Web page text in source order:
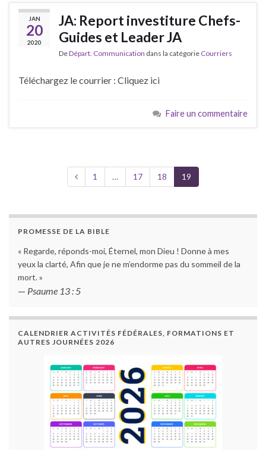
JAN
20
2020
JA: Report investiture Chefs-
Guides et Leader JA
DeDépart. Communication dans la catégorie Courriers
Téléchargez le courrier : Cliquez ici
Faire un commentaire
1 … 17 18 19
PROMESSE DE LA BIBLE
« Regarde, réponds-moi, Éternel, mon Dieu ! Donne à mes
yeux la clarté, Afin que je ne m’endorme pas du sommeil de la
mort. »
— Psaume 13 : 5
CALENDRIER ACTIVITÉS FÉDÉRALES, FORMATIONS ET
AUTRES JOURNÉES 2026